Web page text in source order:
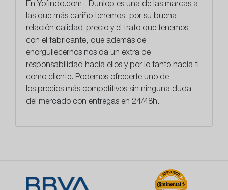
En Yofindo.com , Dunlop es una de las marcas a
las que más cariño tenemos, por su buena
relación calidad-precio y el trato que tenemos
con el fabricante, que además de
enorgullecernos nos da un extra de
responsabilidad hacia ellos y por lo tanto hacia ti
como cliente. Podemos ofrecerte uno de
los precios más competitivos sin ninguna duda
del mercado con entregas en 24/48h.